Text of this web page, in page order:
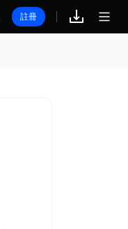
註冊